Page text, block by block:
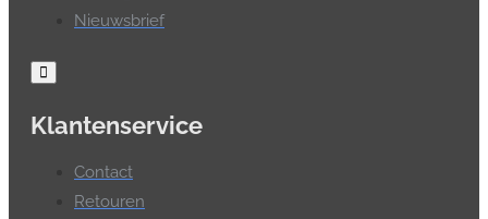
Nieuwsbrief
Klantenservice
Contact
Retouren